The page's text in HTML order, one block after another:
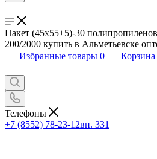
Пакет (45х55+5)-30
200/2000 купить в Альметьевске
Избранные товары 0 Корзина
Телефоны
+7 (8552) 78-23-12вн. 331